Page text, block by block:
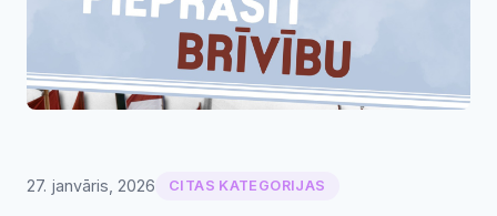
27. janvāris, 2026 CITAS KATEGORIJAS